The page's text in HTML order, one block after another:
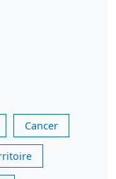
Cancer